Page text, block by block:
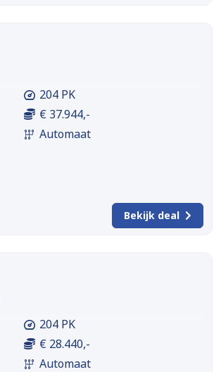
204 PK
€ 37.944,-
Automaat
Bekijk deal
204 PK
€ 28.440,-
Automaat